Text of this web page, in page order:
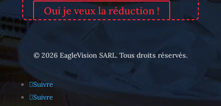
Oui je veux la réduction !
© 2026 EagleVision SARL. Tous droits réservés.
Suivre
Suivre